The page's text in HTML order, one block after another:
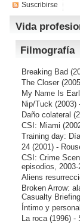
Suscribirse
Vida
Filmografía
Breaking Bad
The Closer
My Name Is Earl
Nip/Tuck (2003)
Daño colateral
CSI: Miami
Training day:
24 (2001) -
CSI: Crime
episodios, 2003-
Aliens
Broken Arrow:
Casualty Briefing
Íntimo y personal
La roca(1996) -